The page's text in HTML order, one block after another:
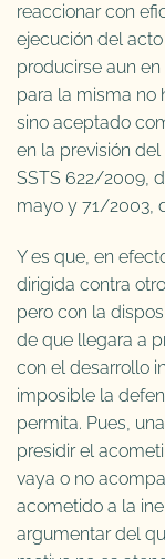
reaccionar con
ejecución del
producirse aun
para la misma no
sino aceptado
en la previsión
SSTS 622/2009,
mayo y 71/2003,
Y es que, en
dirigida contra
pero con la
de que llegara a
con el desarrollo
imposible la
permita. Pues,
presidir el
vaya o no
acometido a la
argumentar del